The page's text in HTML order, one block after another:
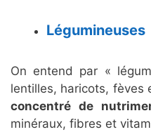
Légumineuses
On entend par «
lentilles, haricots, fèves
concentré de
minéraux, fibres et